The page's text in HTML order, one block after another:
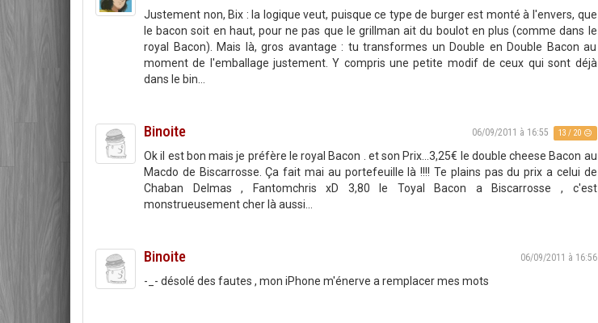
Justement non, Bix : la logique veut, puisque ce type de burger est monté à l'envers, que
le bacon soit en haut, pour ne pas que le grillman ait du boulot en plus (comme dans le
royal Bacon). Mais là, gros avantage : tu transformes un Double en Double Bacon au
moment de l'emballage justement. Y compris une petite modif de ceux qui sont déjà
dans le bin...
Binoite 06/09/2011 à 16:55 13 / 20
Ok il est bon mais je préfère le royal Bacon . et son Prix...3,25€ le double cheese Bacon au
Macdo de Biscarrosse. Ça fait mai au portefeuille là !!!! Te plains pas du prix a celui de
Chaban Delmas , Fantomchris xD 3,80 le Toyal Bacon a Biscarrosse , c'est
monstrueusement cher là aussi...
Binoite 06/09/2011 à 16:56
-_- désolé des fautes , mon iPhone m'énerve a remplacer mes mots